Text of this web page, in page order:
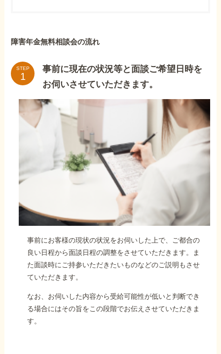
障害年金無料相談会の流れ
STEP
事前に現在の状況等と面談ご希望日時を
お伺いさせていただきます。
事前にお客様の現状の状況をお伺いした上で、ご都合の
良い日程から面談日程の調整をさせていただきます。ま
た面談時にご持参いただきたいものなどのご説明もさせ
ていただきます。
なお、お伺いした内容から受給可能性が低いと判断でき
る場合にはその旨をこの段階でお伝えさせていただきま
す。